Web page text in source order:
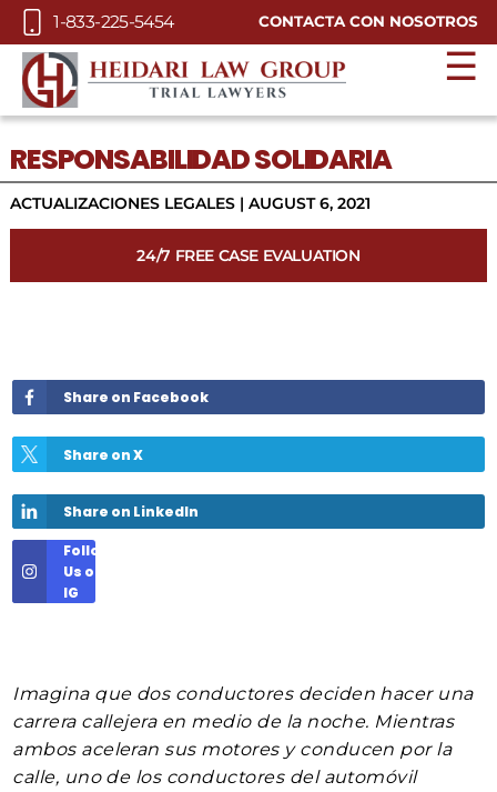
Skip to Main Content
1-833-225-5454 CONTACTA CON NOSOTROS
☰
RESPONSABILIDAD SOLIDARIA
ACTUALIZACIONES LEGALES| AUGUST 6, 2021
24/7 FREE CASE EVALUATION
Share on Facebook
Share on X
Share on LinkedIn
Follow
Us on
IG
Imagina que dos conductores deciden hacer una
carrera callejera en medio de la noche. Mientras
ambos aceleran sus motores y conducen por la
calle, uno de los conductores del automóvil